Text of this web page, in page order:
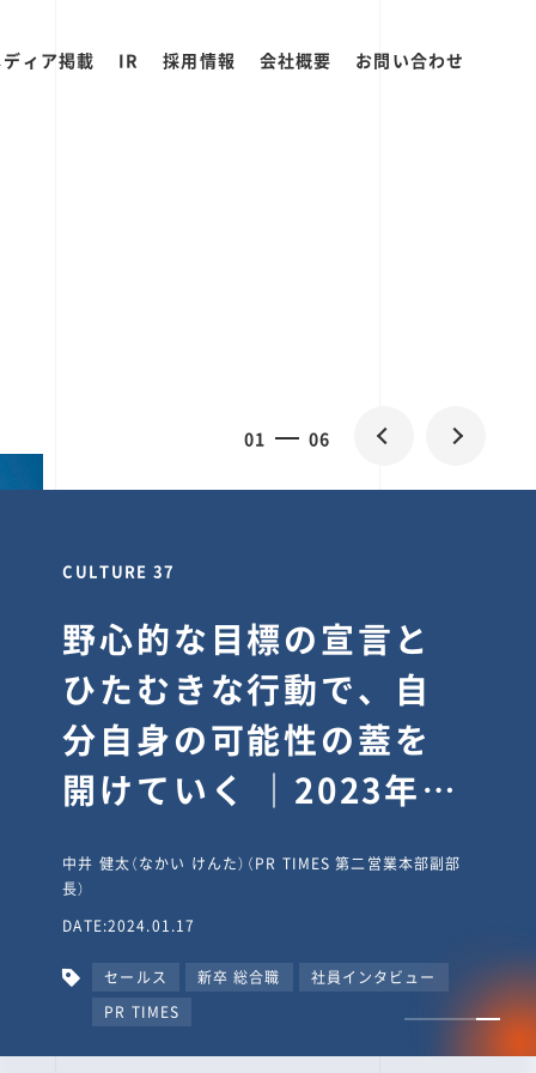
ィア掲載 IR 採用情報 会社概要 お問い合わせ
01 06
CULTURE 37
野心的な目標の宣言と
ひたむきな行動で、自
分自身の可能性の蓋を
開けていく ｜2023年度
タビュー #PR
TIMESな人たち
中井 健太（なかい けんた）（PR TIMES 第二営業本部副部
長）
DATE:2024.01.17
セールス 新卒 総合職
社員インタビュー
PR TIMES